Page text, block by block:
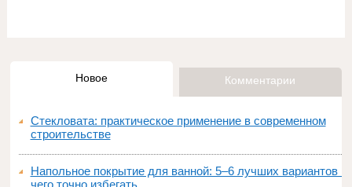
Новое Комментарии
Стекловата: практическое применение в современном
строительстве
Напольное покрытие для ванной: 5–6 лучших вариантов и
чего точно избегать